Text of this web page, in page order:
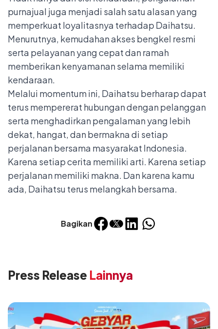
Bagikan
purnajual juga menjadi salah satu alasan yang
memperkuat loyalitasnya terhadap Daihatsu.
Menurutnya, kemudahan akses bengkel resmi
serta pelayanan yang cepat dan ramah
memberikan kenyamanan selama memiliki
kendaraan.
Melalui momentum ini, Daihatsu berharap dapat
terus mempererat hubungan dengan pelanggan
serta menghadirkan pengalaman yang lebih
dekat, hangat, dan bermakna di setiap
perjalanan bersama masyarakat Indonesia.
Karena setiap cerita memiliki arti. Karena setiap
perjalanan memiliki makna. Dan karena kamu
ada, Daihatsu terus melangkah bersama.
Press Release Lainnya